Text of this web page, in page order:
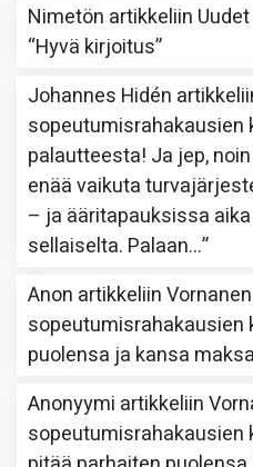
Nimetön artikkeliin
“Hyvä kirjoitus”
Johannes Hidén
sopeutumisrahakausien
palautteesta! Ja jep,
enää vaikuta
– ja ääritapauksissa
sellaiselta. Palaan…”
Anon artikkeliin
sopeutumisrahakausien
puolensa ja kansa
Anonyymi artikkeliin
sopeutumisrahakausien